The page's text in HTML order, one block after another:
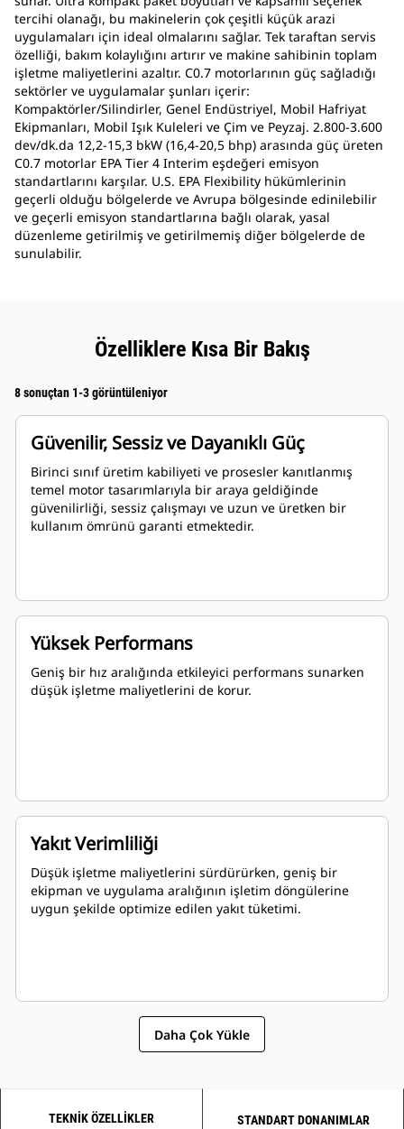
tercihi olanağı, bu makinelerin çok çeşitli küçük arazi
uygulamaları için ideal olmalarını sağlar. Tek taraftan servis
özelliği, bakım kolaylığını artırır ve makine sahibinin toplam
işletme maliyetlerini azaltır. C0.7 motorlarının güç sağladığı
sektörler ve uygulamalar şunları içerir:
Kompaktörler/Silindirler, Genel Endüstriyel, Mobil Hafriyat
Ekipmanları, Mobil Işık Kuleleri ve Çim ve Peyzaj. 2.800-3.600
dev/dk.da 12,2-15,3 bkW (16,4-20,5 bhp) arasında güç üreten
C0.7 motorlar EPA Tier 4 Interim eşdeğeri emisyon
standartlarını karşılar. U.S. EPA Flexibility hükümlerinin
geçerli olduğu bölgelerde ve Avrupa bölgesinde edinilebilir
ve geçerli emisyon standartlarına bağlı olarak, yasal
düzenleme getirilmiş ve getirilmemiş diğer bölgelerde de
sunulabilir.
Özelliklere Kısa Bir Bakış
8 sonuçtan 1-3 görüntüleniyor
Güvenilir, Sessiz ve Dayanıklı Güç
Birinci sınıf üretim kabiliyeti ve prosesler kanıtlanmış
temel motor tasarımlarıyla bir araya geldiğinde
güvenilirliği, sessiz çalışmayı ve uzun ve üretken bir
kullanım ömrünü garanti etmektedir.
Yüksek Performans
Geniş bir hız aralığında etkileyici performans sunarken
düşük işletme maliyetlerini de korur.
Yakıt Verimliliği
Düşük işletme maliyetlerini sürdürürken, geniş bir
ekipman ve uygulama aralığının işletim döngülerine
uygun şekilde optimize edilen yakıt tüketimi.
Daha Çok Yükle
TEKNIK ÖZELLIKLER STANDART DONANIMLAR